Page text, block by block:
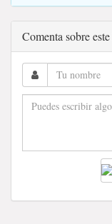
Comenta sobre